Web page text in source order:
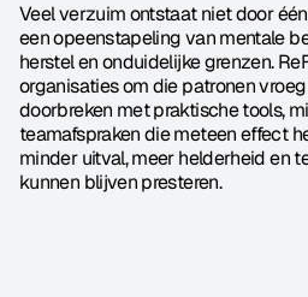
Veel verzuim ontstaat niet door
een opeenstapeling van mentale
herstel en onduidelijke grenzen.
organisaties om die patronen
doorbreken met praktische tools,
teamafspraken die meteen effect
minder uitval, meer helderheid en
kunnen blijven presteren.